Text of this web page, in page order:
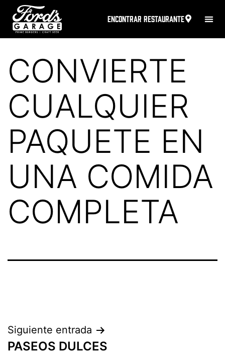
ENCONTRAR RESTAURANTE
CONVIERTE
CUALQUIER
PAQUETE EN
UNA COMIDA
COMPLETA
Siguiente entrada
PASEOS DULCES